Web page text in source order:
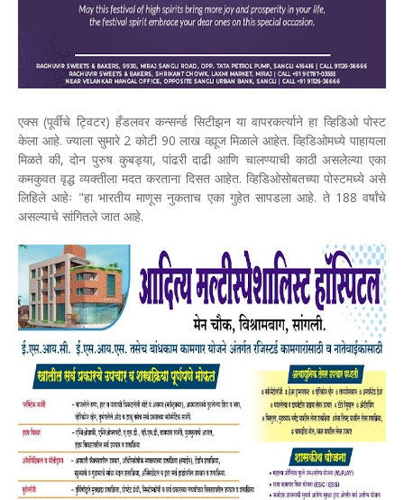
एक्स (पूर्वीचे ट्विटर) हँडलवर कन्सर्न्ड सिटीझन या वापरकर्त्याने हा व्हिडिओ पोस्ट
केला आहे. ज्याला सुमारे 2 कोटी 90 लाख व्ह्यूज मिळाले आहेत. व्हिडिओमध्ये पाहायला
मिळते की, दोन पुरुष कुबड्या, पांढरी दाढी आणि चालण्याची काठी असलेल्या एका
कमकुवत वृद्ध व्यक्तीला मदत करताना दिसत आहेत. व्हिडिओसोबतच्या पोस्टमध्ये असे
लिहिले आहेः "हा भारतीय माणूस नुकताच एका गुहेत सापडला आहे. ते 188 वर्षांचे
असल्याचे सांगितले जात आहे.